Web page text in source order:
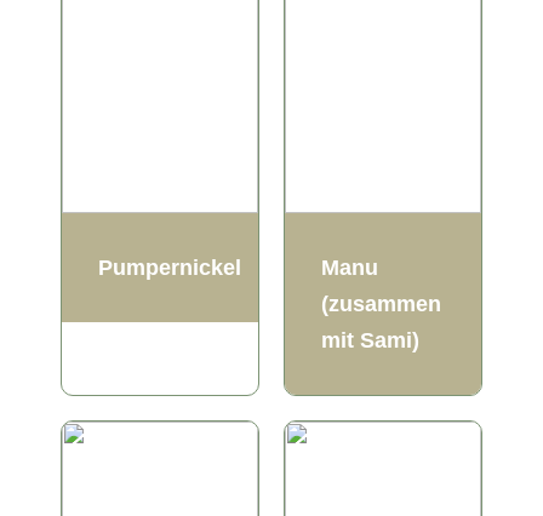
Pumpernickel
Manu
(zusammen
mit Sami)